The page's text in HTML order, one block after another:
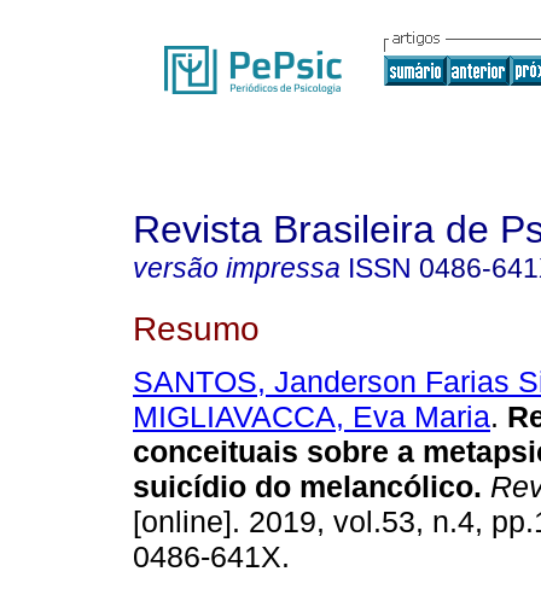
Revista Brasileira de
versão impressa ISSN 0486-
Resumo
SANTOS, Janderson Farias
MIGLIAVACCA, Eva Maria.
conceituais sobre a
suicídio do melancólico.
[online]. 2019, vol.53, n.4,
0486-641X.